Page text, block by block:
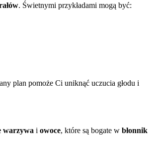
. Świetnymi przykładami mogą być:
plan pomoże Ci uniknąć uczucia głodu i
warzywa i owoce, które są bogate w błonnik